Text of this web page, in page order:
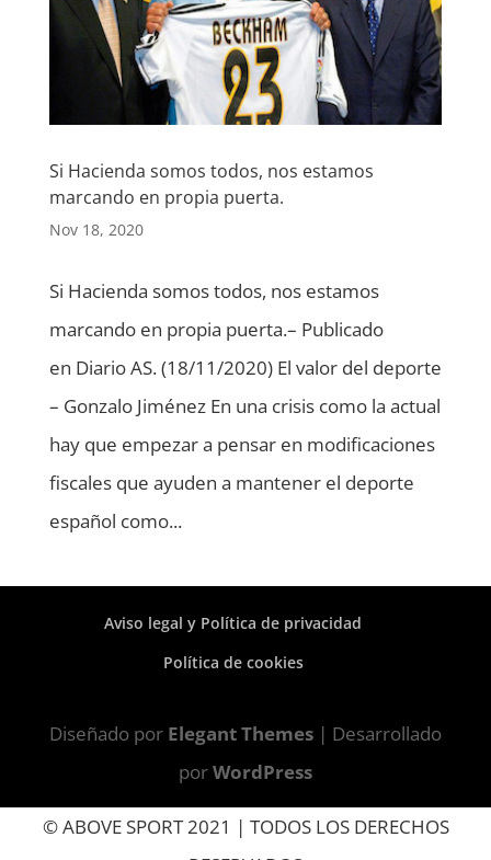
Si Hacienda somos todos, nos estamos
marcando en propia puerta.
Nov 18, 2020
Si Hacienda somos todos, nos estamos
marcando en propia puerta.– Publicado
en Diario AS. (18/11/2020) El valor del deporte
– Gonzalo Jiménez En una crisis como la actual
hay que empezar a pensar en modificaciones
fiscales que ayuden a mantener el deporte
español como...
Aviso legal y Política de privacidad
Política de cookies
Diseñado por Elegant Themes| Desarrollado
porWordPress
© ABOVE SPORT 2021 | TODOS LOS DERECHOS